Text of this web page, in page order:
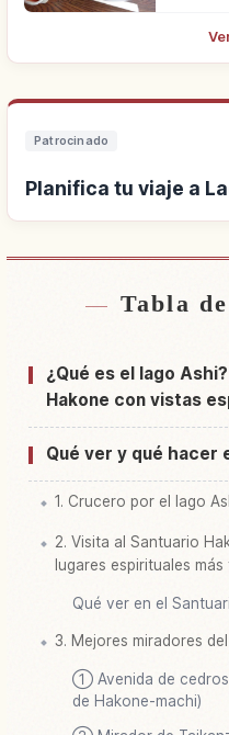
Patrocinado
Planifica tu viaje a
Buscar alojamiento
Buscar
Tabla
¿Qué es el lago
Hakone con vistas
Qué ver y qué hacer
1. Crucero por el lago
2. Visita al Santuario
lugares espirituales
Qué ver en el
3. Mejores miradores
① Avenida de
de Hakone-machi)